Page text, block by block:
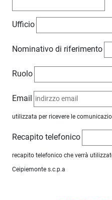
Ufficio
Nominativo di riferimento
Ruolo
Email
utilizzata per ricevere le
Recapito telefonico
recapito telefonico che verrà
Ceipiemonte s.c.p.a